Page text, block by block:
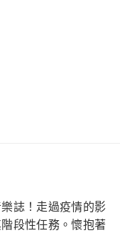
誌！走過疫情的影
段性任務。懷抱著